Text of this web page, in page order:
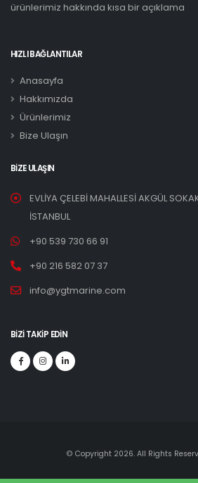
ürünlerimiz hakkında kısa bir açıklama
HIZLI BAĞLANTILAR
Anasayfa
Hakkımızda
Ürünlerimiz
Bize Ulaşın
BIZE ULAŞIN
EVLİYA ÇELEBİ MAHALLESİ AKGÜL
İSTANBUL
+90 539 730 66 91
+90 216 582 07 37
info@ygtmarine.com
BIZI TAKIP EDIN
© Copyright 2026. All Rights